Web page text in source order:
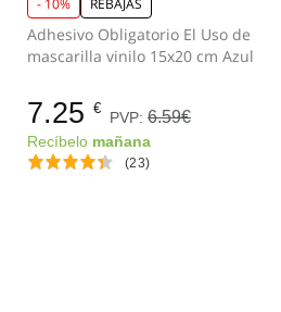
- 10% REBAJAS
Adhesivo Obligatorio El Uso de
mascarilla vinilo 15x20 cm Azul
7.25 €
PVP: 6.59€
Recíbelo mañana
(23)